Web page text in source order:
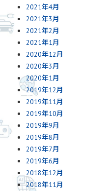
2021年4月
2021年3月
2021年2月
2021年1月
2020年12月
2020年3月
2020年1月
2019年12月
2019年11月
2019年10月
2019年9月
2019年8月
2019年7月
2019年6月
2018年12月
2018年11月